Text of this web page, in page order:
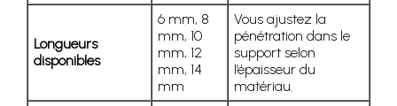
Longueurs
disponibles
6 mm, 8
mm, 10
mm, 12
mm, 14
mm
Vous ajustez la
pénétration dans le
support selon
l’épaisseur du
matériau.